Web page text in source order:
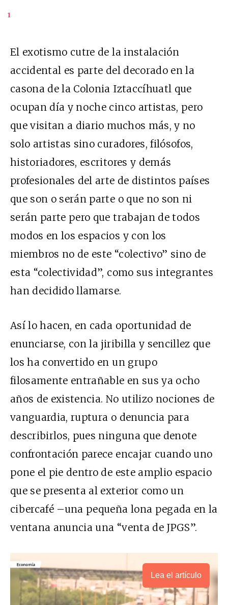
1
El exotismo cutre de la instalación
accidental es parte del decorado en la
casona de la Colonia Iztaccíhuatl que
ocupan día y noche cinco artistas, pero
que visitan a diario muchos más, y no
solo artistas sino curadores, filósofos,
historiadores, escritores y demás
profesionales del arte de distintos países
que son o serán parte o que no son ni
serán parte pero que trabajan de todos
modos en los espacios y con los
miembros no de este “colectivo” sino de
esta “colectividad”, como sus integrantes
han decidido llamarse.
Así lo hacen, en cada oportunidad de
enunciarse, con la jiribilla y sencillez que
los ha convertido en un grupo
filosamente entrañable en sus ya ocho
años de existencia. No utilizo nociones de
vanguardia, ruptura o denuncia para
describirlos, pues ninguna que denote
confrontación parece encajar cuando uno
pone el pie dentro de este amplio espacio
que se presenta al exterior como un
cibercafé –una pequeña lona pegada en la
ventana anuncia una “venta de JPGS”.
Lea el artículo